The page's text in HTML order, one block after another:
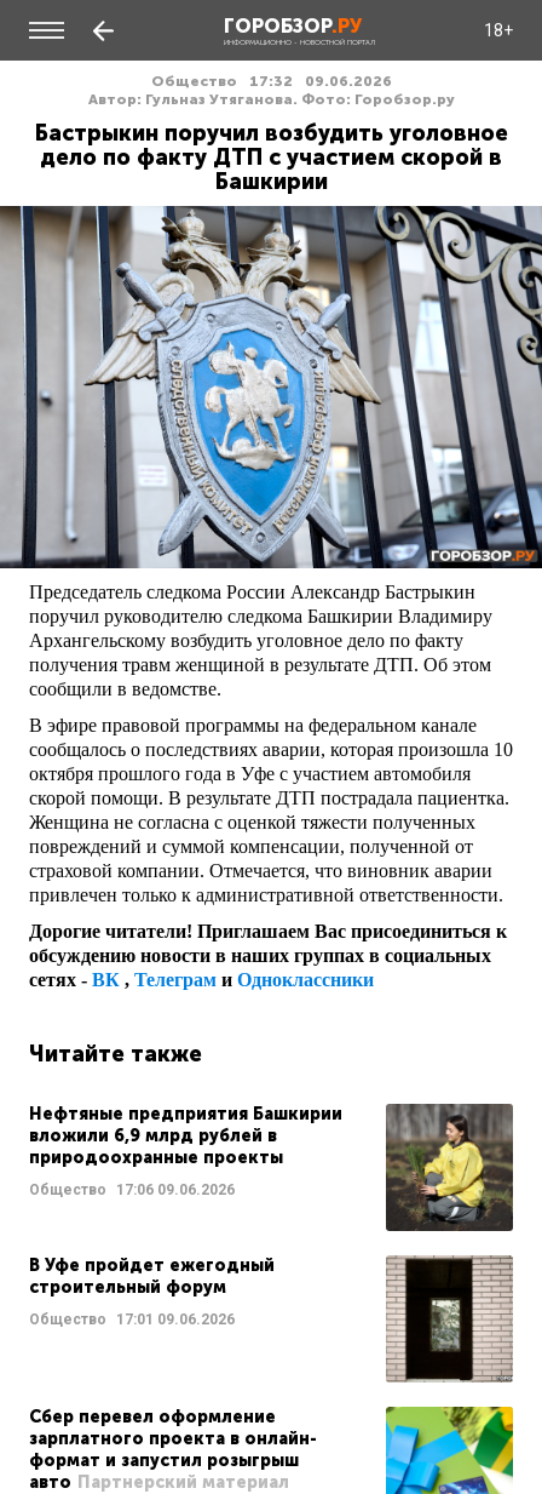
ГОРОБЗОР.РУ
ИНФОРМАЦИОННО - НОВОСТНОЙ ПОРТАЛ
18+
Общество 17:32
09.06.2026
Автор: Гульназ Утяганова. Фото: Горобзор.ру
Бастрыкин поручил возбудить уголовное
дело по факту ДТП с участием скорой в
Башкирии
Председатель следкома России Александр Бастрыкин
поручил руководителю следкома Башкирии Владимиру
Архангельскому возбудить уголовное дело по факту
получения травм женщиной в результате ДТП. Об этом
сообщили в ведомстве.
В эфире правовой программы на федеральном канале
сообщалось о последствиях аварии, которая произошла 10
октября прошлого года в Уфе с участием автомобиля
скорой помощи. В результате ДТП пострадала пациентка.
Женщина не согласна с оценкой тяжести полученных
повреждений и суммой компенсации, полученной от
страховой компании. Отмечается, что виновник аварии
привлечен только к административной ответственности.
Дорогие читатели! Приглашаем Вас присоединиться к
обсуждению новости в наших группах в социальных
сетях - ВК , Телеграм и Одноклассники
Читайте также
Нефтяные предприятия Башкирии
вложили 6,9 млрд рублей в
природоохранные проекты
Общество 17:06 09.06.2026
В Уфе пройдет ежегодный
строительный форум
Общество 17:01 09.06.2026
Сбер перевел оформление
зарплатного проекта в онлайн-
формат и запустил розыгрыш
авто Партнерский материал